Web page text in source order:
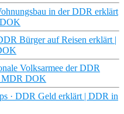
in der DDR erklärt
Bürger auf Reisen erklärt |
Volksarmee der DDR
MDR DOK
· DDR Geld erklärt | DDR in